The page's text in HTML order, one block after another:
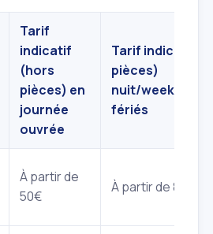
Tarif
indicatif
(hors
pièces) en
journée
ouvrée
Tarif indicatif
pièces)
nuit/weekend/
fériés
À partir de
50€
À partir de 80€